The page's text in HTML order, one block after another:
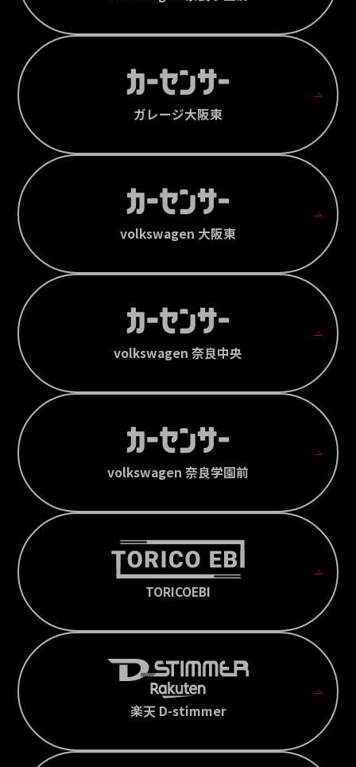
ガレージ大阪東
volkswagen 大阪東
volkswagen 奈良中央
volkswagen 奈良学園前
TORICOEBI
楽天 D-stimmer